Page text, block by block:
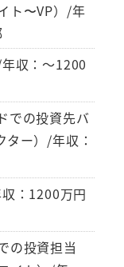
ト〜VP）/年
収：～1200
での投資先バ
ター）/年収：
：1200万円
の投資担当